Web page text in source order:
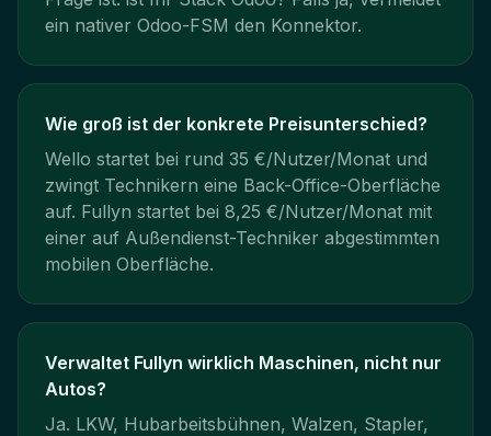
ein nativer Odoo-FSM den Konnektor.
Wie groß ist der konkrete Preisunterschied?
Wello startet bei rund 35 €/Nutzer/Monat und
zwingt Technikern eine Back-Office-Oberfläche
auf. Fullyn startet bei 8,25 €/Nutzer/Monat mit
einer auf Außendienst-Techniker abgestimmten
mobilen Oberfläche.
Verwaltet Fullyn wirklich Maschinen, nicht nur
Autos?
Ja. LKW, Hubarbeitsbühnen, Walzen, Stapler,